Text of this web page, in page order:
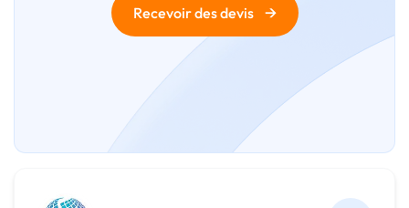
Recevoir des devis
→